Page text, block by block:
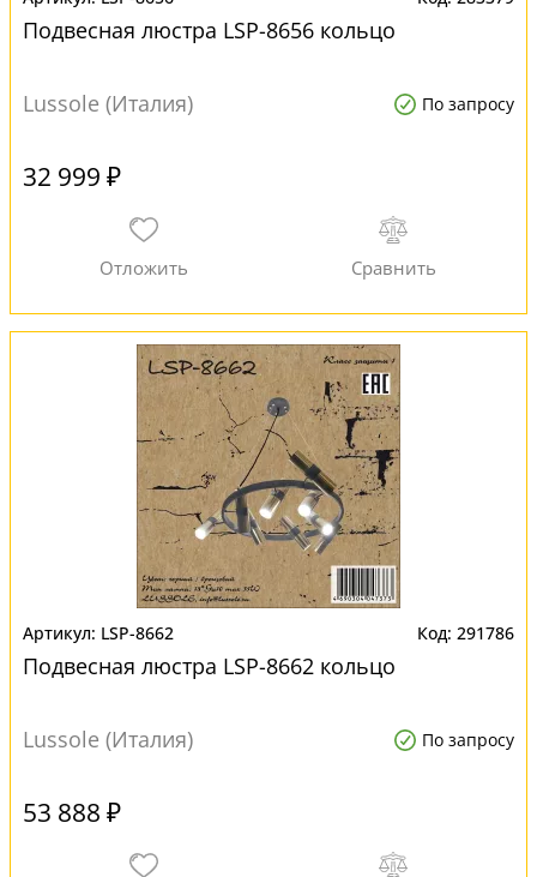
Подвесная люстра LSP-8656 кольцо
Lussole (Италия) По запросу
32 999 ₽
LSP-8662 291786
Подвесная люстра LSP-8662 кольцо
Lussole (Италия) По запросу
53 888 ₽